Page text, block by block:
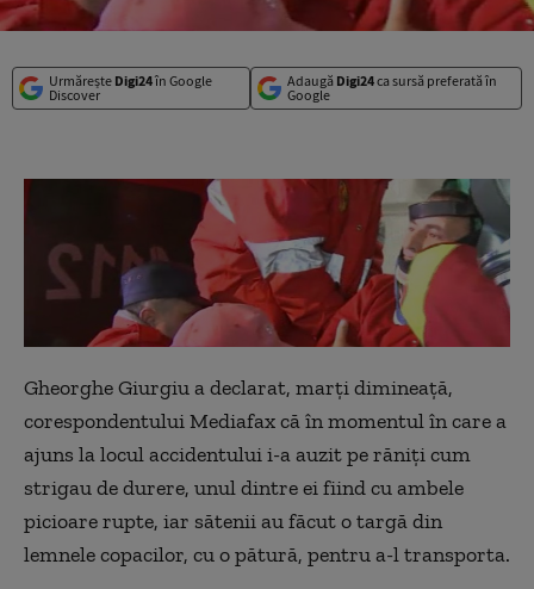
Urmărește Digi24în Google
Discover
Adaugă Digi24ca sursă preferată în
Google
Gheorghe Giurgiu a declarat, marţi dimineaţă,
corespondentului Mediafax că în momentul în care a
ajuns la locul accidentului i-a auzit pe răniţi cum
strigau de durere, unul dintre ei fiind cu ambele
picioare rupte, iar sătenii au făcut o targă din
lemnele copacilor, cu o pătură, pentru a-l transporta.